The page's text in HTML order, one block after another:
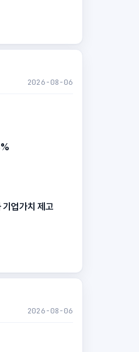
2026-08-06
업가치 제고
2026-08-06